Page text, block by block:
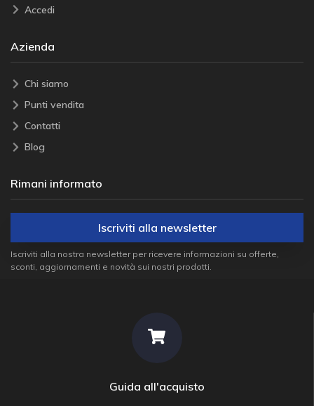
Accedi
Azienda
Chi siamo
Punti vendita
Contatti
Blog
Rimani informato
Iscriviti alla newsletter
Iscriviti alla nostra newsletter per ricevere informazioni su offerte,
sconti, aggiornamenti e novità sui nostri prodotti.
Guida all'acquisto